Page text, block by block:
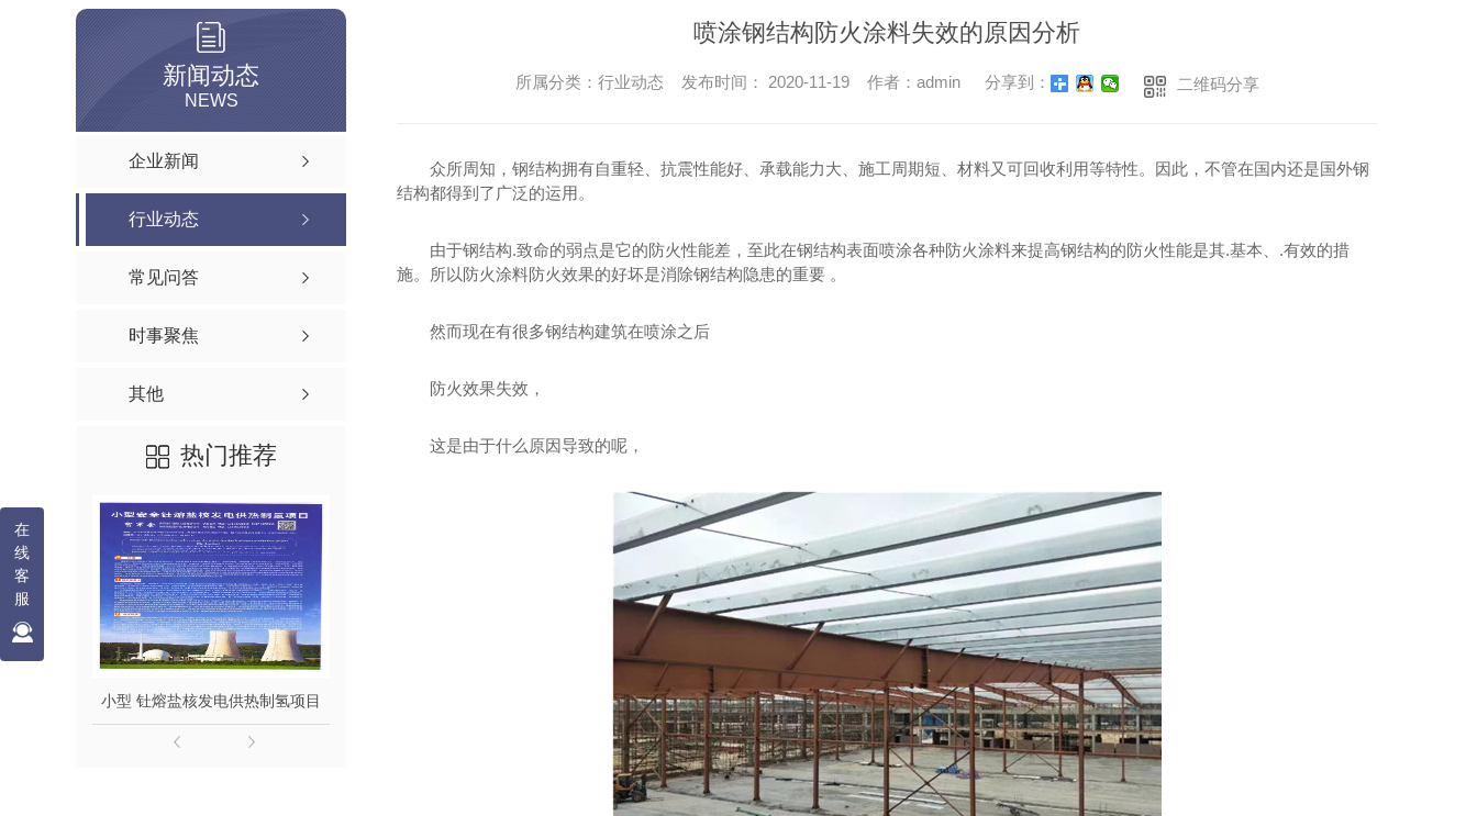
新闻动态
NEWS
企业新闻
行业动态
常见问答
时事聚焦
其他
热门推荐
小型 钍熔盐核发电供热制氢项目 ..核动力汽车曝光，竟是一座小型核电站 第四代核燃料，全新核燃料，或将构建能源新秩序
喷涂钢结构防火涂料失效的原因分析
所属分类：行业动态 发布时间： 2020-11-19 作者：admin 分享到： 二维码分享
众所周知，钢结构拥有自重轻、抗震性能好、承载能力大、施工周期短、材料又可回收利用等特性。因此，不管在国内还是国外钢
结构都得到了广泛的运用。
由于钢结构.致命的弱点是它的防火性能差，至此在钢结构表面喷涂各种防火涂料来提高钢结构的防火性能是其.基本、.有效的措
施。所以防火涂料防火效果的好坏是消除钢结构隐患的重要 。
然而现在有很多钢结构建筑在喷涂之后
防火效果失效，
这是由于什么原因导致的呢，
在
线
客
服